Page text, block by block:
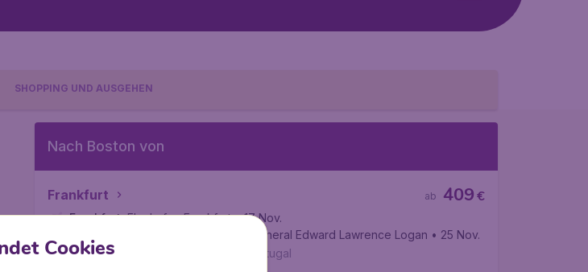
SHOPPING UND AUSGEHEN
Nach Boston von
Frankfurt €
409
ab
Frankfurt, Flughafen Frankfurt • 17 Nov.
Internationaler Flughafen General Edward Lawrence Logan • 25 Nov.
Vor 1 Stunde gefunden
TAP Air Portugal
Cookies